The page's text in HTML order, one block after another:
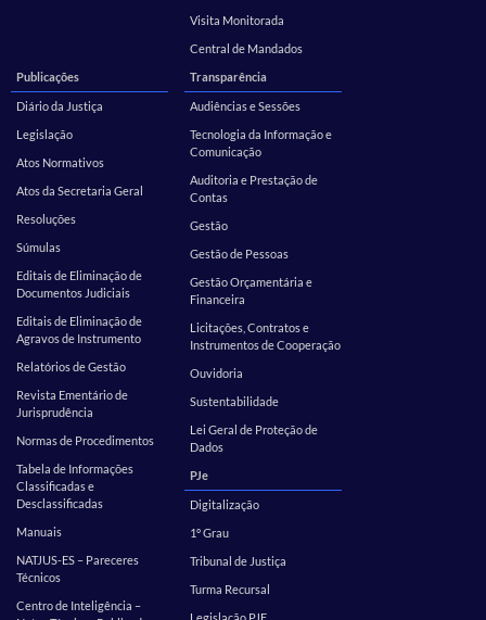
Visita Monitorada
Central de Mandados
Publicações
Diário da Justiça
Legislação
Atos Normativos
Atos da Secretaria Geral
Resoluções
Súmulas
Editais de Eliminação de
Documentos Judiciais
Editais de Eliminação de
Agravos de Instrumento
Relatórios de Gestão
Revista Ementário de
Jurisprudência
Normas de Procedimentos
Tabela de Informações
Classificadas e
Desclassificadas
Manuais
NATJUS-ES – Pareceres
Técnicos
Centro de Inteligência –
Transparência
Audiências e Sessões
Tecnologia da Informação e
Comunicação
Auditoria e Prestação de
Contas
Gestão
Gestão de Pessoas
Gestão Orçamentária e
Financeira
Licitações, Contratos e
Instrumentos de Cooperação
Ouvidoria
Sustentabilidade
Lei Geral de Proteção de
Dados
PJe
Digitalização
1º Grau
Tribunal de Justiça
Turma Recursal